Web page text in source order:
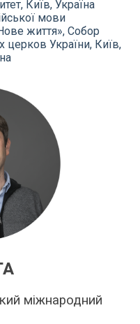
Київ, Україна
мови
життя», Собор
церков України, Київ,
міжнародний